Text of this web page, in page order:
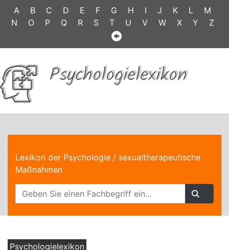
A B C D E F G H I J K L
M
N
O P Q R S T U V W X Y Z
Psychologielexikon
Lexikon der Psychologie / sexualtherapeutische
Maßnahmen
Psychologielexikon